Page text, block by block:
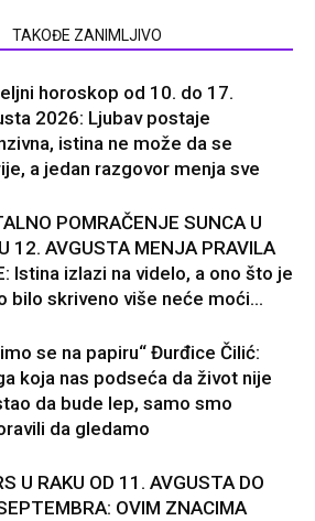
TAKOĐE ZANIMLJIVO
horoskop od 10. do 17.
2026: Ljubav postaje
istina ne može da se
a jedan razgovor menja sve
POMRAČENJE SUNCA U
12. AVGUSTA MENJA PRAVILA
Istina izlazi na videlo, a ono što je
bilo skriveno više neće moći...
se na papiru“ Đurđice Čilić:
koja nas podseća da život nije
da bude lep, samo smo
da gledamo
U RAKU OD 11. AVGUSTA DO
OVIM ZNACIMA